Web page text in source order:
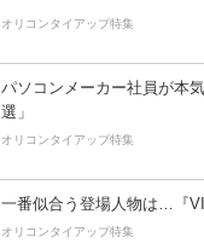
オリコンタイアップ特集
パソコンメーカー社員が本
選」
オリコンタイアップ特集
一番似合う登場人物は…『
オリコンタイアップ特集